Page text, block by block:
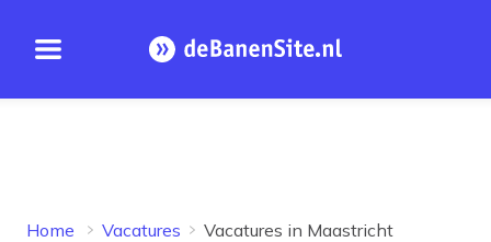
Open menu Homepage
Home Vacatures Vacatures in Maastricht